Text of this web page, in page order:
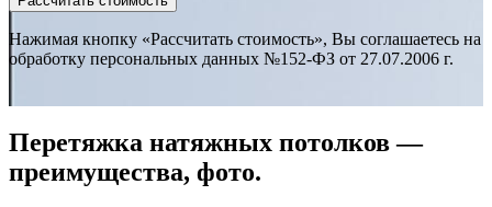
Нажимая кнопку «Рассчитать стоимость», Вы соглашаетесь на
обработку персональных данных №152-ФЗ от 27.07.2006 г.
Перетяжка натяжных потолков —
преимущества, фото.